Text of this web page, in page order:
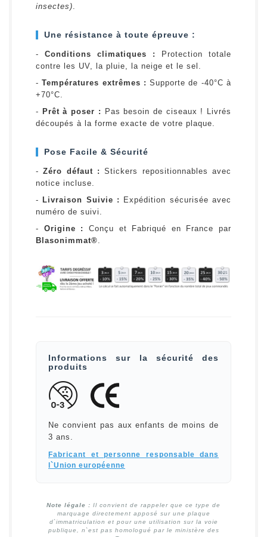
insectes)
Une résistance à toute épreuve :
- Conditions climatiques :
Protection totale
contre les UV, la pluie, la neige et le sel.
-Températures extrêmes : Supporte de -40°C à
+70°C.
- Prêt à poser :
Pas besoin de ciseaux ! Livrés
découpés à la forme exacte de votre plaque.
Pose Facile & Sécurité
-Zéro défaut : Stickers repositionnables avec
notice incluse.
-
Livraison Suivie :
Expédition sécurisée avec
numéro de suivi.
- Origine :
Conçu et Fabriqué en France par
Blasonimmat®
Informations sur la sécurité des
produits
Ne convient pas aux enfants de moins de
3 ans.
Fabricant et personne responsable dans
l`Union européenne
Note légale : Il convient de rappeler que ce type de
marquage directement apposé sur une plaque
d`immatriculation et pour une utilisation sur la voie
publique, n`est pas homologué par le ministère des